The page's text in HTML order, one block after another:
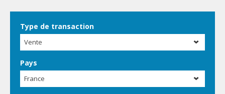
Type de transaction
Vente
Pays
France